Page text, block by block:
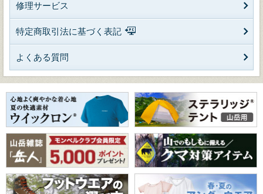
修理サービス
特定商取引法に基づく表記
よくある質問